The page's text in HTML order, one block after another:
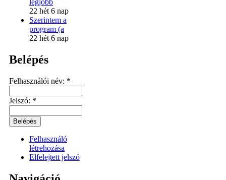
legjobb
22 hét 6 nap
Szerintem a
program (a
22 hét 6 nap
Belépés
Felhasználói név: *
Jelszó: *
Felhasználó
létrehozása
Elfelejtett jelszó